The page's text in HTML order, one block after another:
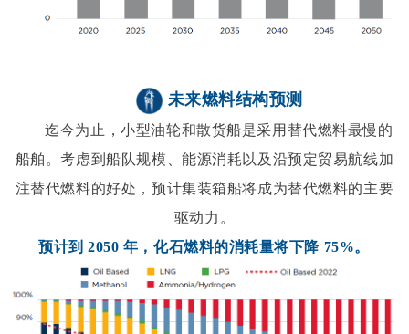
未来燃料结构预测
迄今为止，小型油轮和散货船是采用替代燃料最慢的
船舶。考虑到船队规模、能源消耗以及沿预定贸易航线加
注替代燃料的好处，预计集装箱船将成为替代燃料的主要
驱动力。
预计到 2050 年，化石燃料的消耗量将下降 75%。